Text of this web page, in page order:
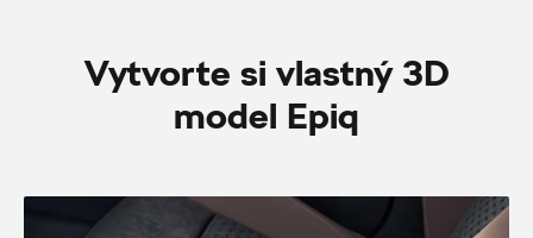
Vytvorte si vlastný 3D
model Epiq